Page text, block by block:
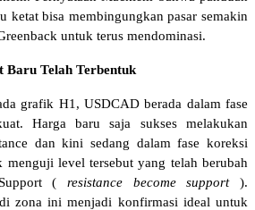
ketat bisa membingungkan pasar semakin
untuk terus mendominasi.
Baru Telah Terbentuk
grafik H1, USDCAD berada dalam fase
dan kini sedang dalam fase koreksi
menguji level tersebut yang telah berubah
(
resistance become support
).
zona ini menjadi konfirmasi ideal untuk